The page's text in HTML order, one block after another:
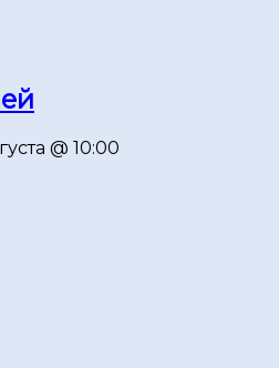
@ 10:00